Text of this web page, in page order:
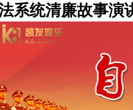
系统清廉故事